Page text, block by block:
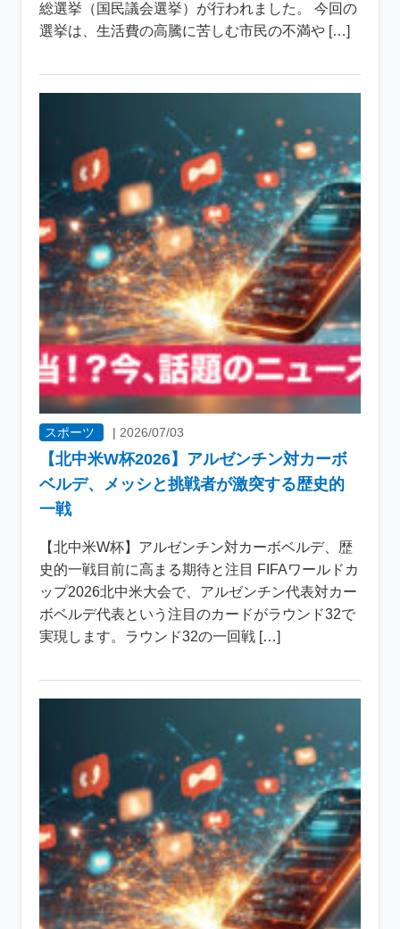
総選挙（国民議会選挙）が行われました。 今回の
選挙は、生活費の高騰に苦しむ市民の不満や […]
スポーツ |2026/07/03
【北中米W杯2026】アルゼンチン対カーボ
ベルデ、メッシと挑戦者が激突する歴史的
一戦
【北中米W杯】アルゼンチン対カーボベルデ、歴
史的一戦目前に高まる期待と注目 FIFAワールドカ
ップ2026北中米大会で、アルゼンチン代表対カー
ボベルデ代表という注目のカードがラウンド32で
実現します。ラウンド32の一回戦 […]